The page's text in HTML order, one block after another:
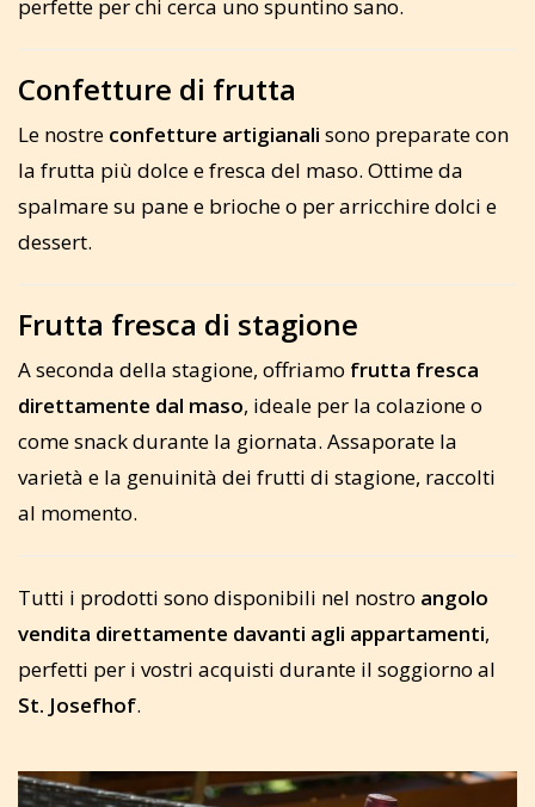
perfette per chi cerca uno spuntino sano.
Confetture di frutta
Le nostre confetture artigianali sono preparate con
la frutta più dolce e fresca del maso. Ottime da
spalmare su pane e brioche o per arricchire dolci e
dessert.
Frutta fresca di stagione
A seconda della stagione, offriamo frutta fresca
direttamente dal maso, ideale per la colazione o
come snack durante la giornata. Assaporate la
varietà e la genuinità dei frutti di stagione, raccolti
al momento.
Tutti i prodotti sono disponibili nel nostro angolo
vendita direttamente davanti agli appartamenti,
perfetti per i vostri acquisti durante il soggiorno al
St. Josefhof.